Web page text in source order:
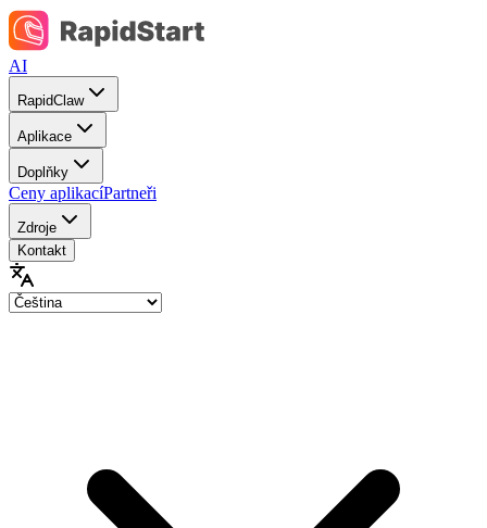
AI
RapidClaw
Aplikace
Doplňky
Ceny aplikacíPartneři
Zdroje
Kontakt